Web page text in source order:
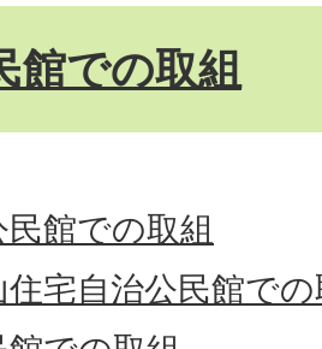
館での取組
館での取組
住宅自治公民館で